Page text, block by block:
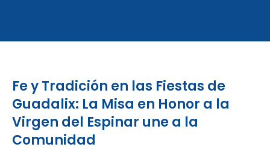
Fe y Tradición en las Fiestas de
Guadalix: La Misa en Honor a la
Virgen del Espinar une a la
Comunidad